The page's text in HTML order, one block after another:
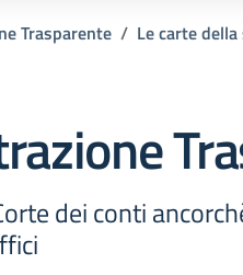
Trasparente Le carte della
dei conti